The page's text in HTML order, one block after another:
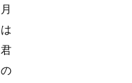
月
は
君
の